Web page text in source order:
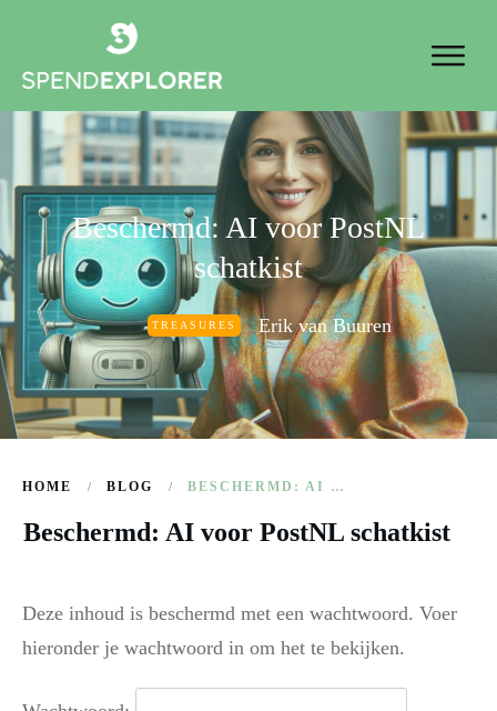
Beschermd: AI voor PostNL
schatkist
TREASURES Erik van Buuren
HOME / BLOG / BESCHERMD: AI VOOR POSTNL SCHATKIST
Beschermd: AI voor PostNL schatkist
Deze inhoud is beschermd met een wachtwoord. Voer
hieronder je wachtwoord in om het te bekijken.